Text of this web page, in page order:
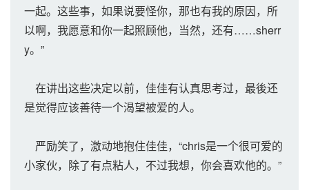
一起。这些事，如果说要怪你，那也有我的原因，所
以啊，我愿意和你一起照顾他，当然，还有……sherr
y。”
在讲出这些决定以前，佳佳有认真思考过，最後还
是觉得应该善待一个渴望被爱的人。
严励笑了，激动地抱住佳佳，“chris是一个很可爱的
小家伙，除了有点粘人，不过我想，你会喜欢他的。”